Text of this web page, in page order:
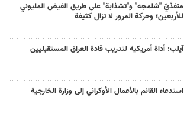
منفذَيّ "شلمجه" و"تشذابة" على طريق الفيض المليوني
للأربعين؛ وحركة المرور لا تزال كثيفة
آيلب: أداة أمريكية لتدريب قادة العراق المستقبليين
استدعاء القائم بالأعمال الأوكراني إلى وزارة الخارجية